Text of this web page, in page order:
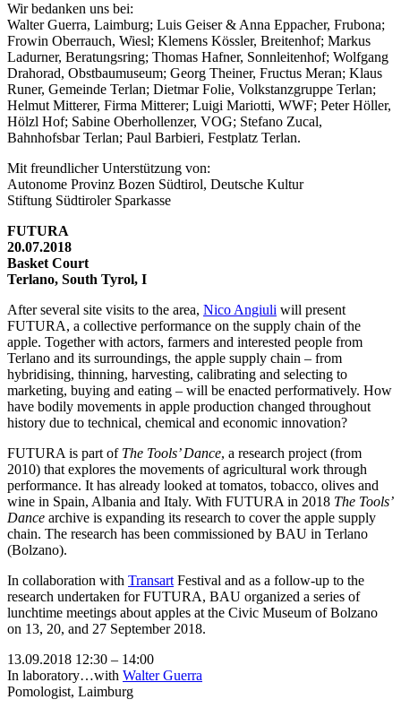
Wir bedanken uns bei:
Walter Guerra, Laimburg; Luis Geiser & Anna Eppacher, Frubona;
Frowin Oberrauch, Wiesl; Klemens Kössler, Breitenhof; Markus
Ladurner, Beratungsring; Thomas Hafner, Sonnleitenhof; Wolfgang
Drahorad, Obstbaumuseum; Georg Theiner, Fructus Meran; Klaus
Runer, Gemeinde Terlan; Dietmar Folie, Volkstanzgruppe Terlan;
Helmut Mitterer, Firma Mitterer; Luigi Mariotti, WWF; Peter Höller,
Hölzl Hof; Sabine Oberhollenzer, VOG; Stefano Zucal,
Bahnhofsbar Terlan; Paul Barbieri, Festplatz Terlan.
Mit freundlicher Unterstützung von:
Autonome Provinz Bozen Südtirol, Deutsche Kultur
Stiftung Südtiroler Sparkasse
FUTURA
20.07.2018
Basket Court
Terlano, South Tyrol, I
After several site visits to the area, Nico Angiuli will present
FUTURA, a collective performance on the supply chain of the
apple. Together with actors, farmers and interested people from
Terlano and its surroundings, the apple supply chain – from
hybridising, thinning, harvesting, calibrating and selecting to
marketing, buying and eating – will be enacted performatively. How
have bodily movements in apple production changed throughout
history due to technical, chemical and economic innovation?
FUTURA is part of The Tools’ Dance, a research project (from
2010) that explores the movements of agricultural work through
performance. It has already looked at tomatos, tobacco, olives and
wine in Spain, Albania and Italy. With FUTURA in 2018 The Tools’
Dance archive is expanding its research to cover the apple supply
chain. The research has been commissioned by BAU in Terlano
(Bolzano).
In collaboration with Transart Festival and as a follow-up to the
research undertaken for FUTURA, BAU organized a series of
lunchtime meetings about apples at the Civic Museum of Bolzano
on 13, 20, and 27 September 2018.
13.09.2018 12:30 – 14:00
In laboratory…with Walter Guerra
Pomologist, Laimburg